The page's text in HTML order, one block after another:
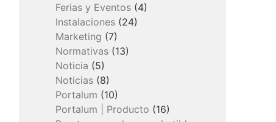
Ferias y Eventos (4)
Instalaciones (24)
Marketing (7)
Normativas (13)
Noticia (5)
Noticias (8)
Portalum (10)
Portalum | Producto (16)